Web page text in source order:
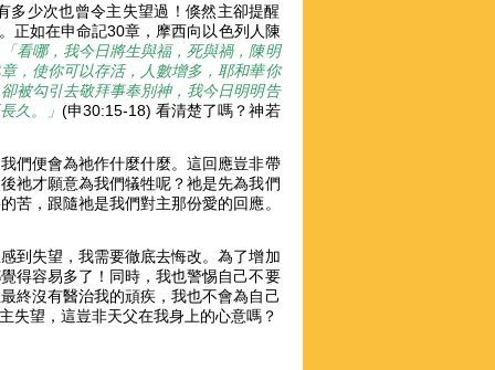
多少次也曾令主失望過！倏然主卻提醒
正如在申命記30章，摩西向以色列人陳
「看哪，我今日將生與福，死與禍，陳明
，使你可以存活，人數增多，耶和華你
被勾引去敬拜事奉別神，我今日明明告
久。」(申30:15-18) 看清楚了嗎？神若
們便會為祂作什麼什麼。這回應豈非帶
祂才願意為我們犠牲呢？祂是先為我們
苦，跟隨祂是我們對主那份愛的回應。
到失望，我需要徹底去悔改。為了增加
得容易多了！同時，我也警惕自己不要
終沒有醫治我的頑疾，我也不會為自己
失望，這豈非天父在我身上的心意嗎？